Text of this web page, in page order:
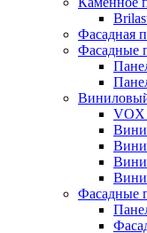
Фасадная
Фасадные
VOX
Фасадные